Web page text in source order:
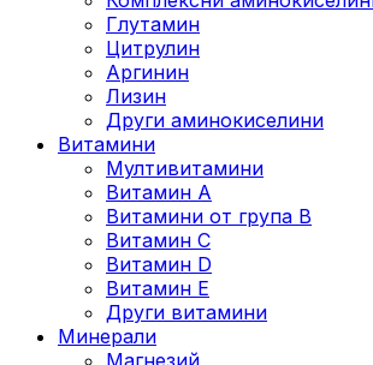
Глутамин
Цитрулин
Аргинин
Лизин
Други аминокиселини
Витамини
Мултивитамини
Витамин А
Витамини от група B
Витамин C
Витамин D
Витамин E
Други витамини
Минерали
Магнезий